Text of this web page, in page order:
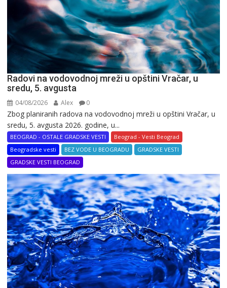
Radovi na vodovodnoj mreži u opštini Vračar, u
sredu, 5. avgusta
04/08/2026 Alex 0
Zbog planiranih radova na vodovodnoj mreži u opštini Vračar, u
sredu, 5. avgusta 2026. godine, u...
BEOGRAD - OSTALE GRADSKE VESTI
Beograd - Vesti Beograd
Beogradske vesti
BEZ VODE U BEOGRADU
GRADSKE VESTI
GRADSKE VESTI BEOGRAD